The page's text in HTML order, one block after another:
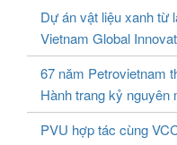
Dự án vật liệu xanh từ
Vietnam Global
67 năm Petrovietnam
Hành trang kỷ nguyên
PVU hợp tác cùng